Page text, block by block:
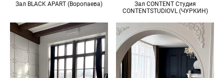
Зал BLACK APART (Воропаева)
Зал CONTENT Студия
CONTENTSTUDIOVL (ЧУРКИН)